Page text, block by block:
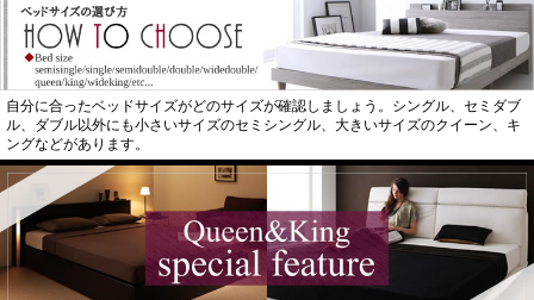
自分に合ったベッドサイズがどのサイズが確認しましょう。シングル、セミダブ
ル、ダブル以外にも小さいサイズのセミシングル、大きいサイズのクイーン、キ
ングなどがあります。